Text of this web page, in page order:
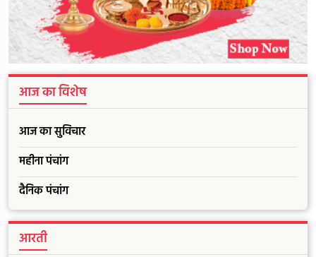
आज का विशेष
आज का सुविचार
महीना पंचांग
दैनिक पंचांग
आरती